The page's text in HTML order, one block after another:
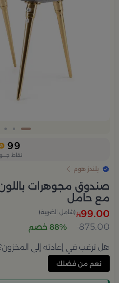
99
نقاط
بلندز هوم
صندوق مجوهرات
مع حامل
99.00 (شامل الضريبة)
875.00 88% خصم
هل ترغب في إعادته إلى
نعم من فضلك